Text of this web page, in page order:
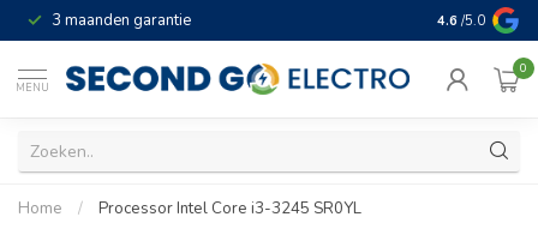
3 maanden garantie Geld terug
4.6 /5.0
MENU
0
Home / Processor Intel Core i3-3245 SR0YL